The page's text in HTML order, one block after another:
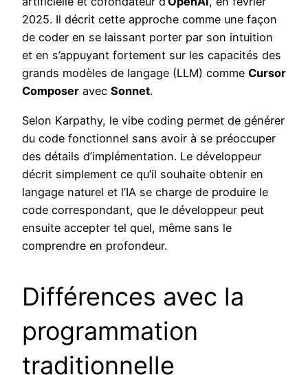
2025. Il décrit cette approche comme une façon
de coder en se laissant porter par son intuition
et en s’appuyant fortement sur les capacités des
grands modèles de langage (LLM) comme Cursor
Composer avec Sonnet.
Selon Karpathy, le vibe coding permet de générer
du code fonctionnel sans avoir à se préoccuper
des détails d’implémentation. Le développeur
décrit simplement ce qu’il souhaite obtenir en
langage naturel et l’IA se charge de produire le
code correspondant, que le développeur peut
ensuite accepter tel quel, même sans le
comprendre en profondeur.
Différences avec la
programmation
traditionnelle